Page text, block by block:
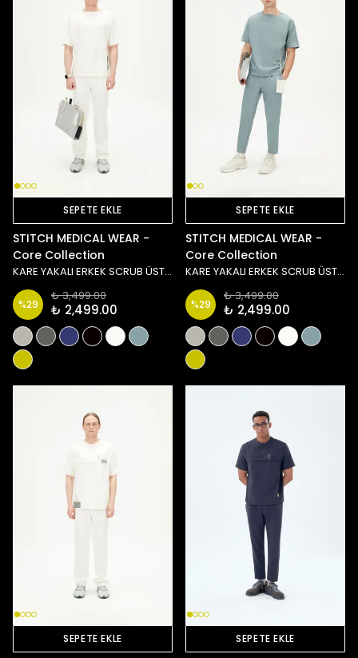
SEPETE EKLE
STITCH MEDICAL WEAR -
Core Collection
KARE YAKALI ERKEK SCRUB ÜST - BEYAZ
%29
₺ 3,499.00
₺ 2,499.00
SEPETE EKLE
STITCH MEDICAL WEAR -
Core Collection
KARE YAKALI ERKEK SCRUB ÜST - MAVİ
%29
₺ 3,499.00
₺ 2,499.00
SEPETE EKLE SEPETE EKLE